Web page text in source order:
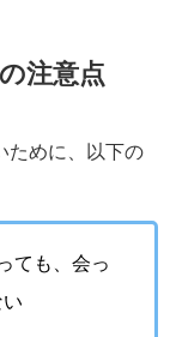
注意点
ために、以下の
ても、会っ